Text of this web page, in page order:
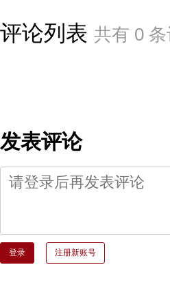
评论列表 共有 0
发表评论
登录 注册新账号